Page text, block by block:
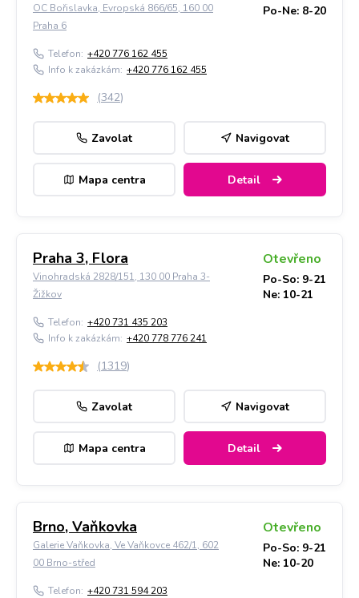
OC Bořislavka, Evropská 866/65, 160 00
Praha 6
Po-Ne: 8-20
Telefon: +420 776 162 455
Info k zakázkám: +420 776 162 455
(342)
Zavolat Navigovat
Mapa centra Detail
Praha 3, Flora
Vinohradská 2828/151, 130 00 Praha 3-
Žižkov
Otevřeno
Po-So: 9-21
Ne: 10-21
Telefon: +420 731 435 203
Info k zakázkám: +420 778 776 241
(1319)
Zavolat Navigovat
Mapa centra Detail
Brno, Vaňkovka
Galerie Vaňkovka, Ve Vaňkovce 462/1, 602
00 Brno-střed
Otevřeno
Po-So: 9-21
Ne: 10-20
Telefon: +420 731 594 203